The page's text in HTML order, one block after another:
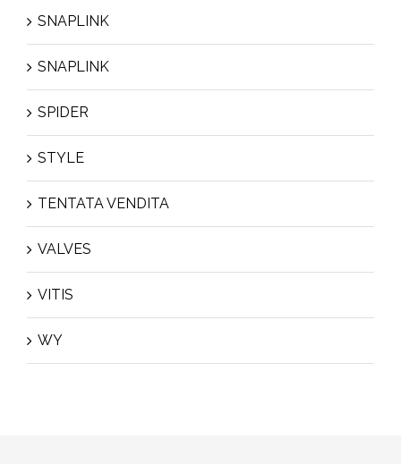
SNAPLINK
SNAPLINK
SPIDER
STYLE
TENTATA VENDITA
VALVES
VITIS
WY